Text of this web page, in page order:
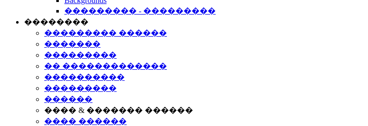
��������� - ���������
��������
��������� ������
�������
���������
�� �������������
����������
���������
������
���� & ������� ������
���� ������